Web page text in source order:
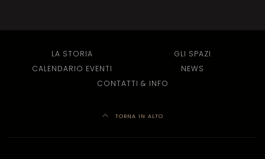
LA STORIA
GLI SPAZI
CALENDARIO EVENTI
NEWS
CONTATTI & INFO
TORNA IN ALTO